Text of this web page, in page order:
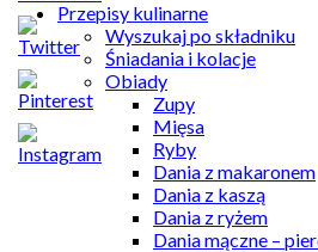
Przepisy kulinarne
Wyszukaj po składniku
Śniadania i kolacje
Obiady
Zupy
Mięsa
Ryby
Dania z makaronem
Dania z kaszą
Dania z ryżem
Dania mączne –